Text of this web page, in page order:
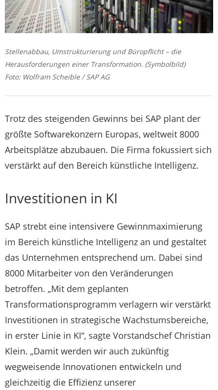
Stellenabbau, Umstrukturierung und Büropflicht – die
Herausforderungen einer Transformation. (Symbolbild)
Foto: Wolfram Scheible / SAP AG
Trotz des steigenden Gewinns bei SAP plant der
größte Softwarekonzern Europas, weltweit 8000
Arbeitsplätze abzubauen. Die Firma fokussiert sich
verstärkt auf den Bereich künstliche Intelligenz.
Investitionen in KI
SAP strebt eine intensivere Gewinnmaximierung
im Bereich künstliche Intelligenz an und gestaltet
das Unternehmen entsprechend um. Dabei sind
8000 Mitarbeiter von den Veränderungen
betroffen. „Mit dem geplanten
Transformationsprogramm verlagern wir verstärkt
Investitionen in strategische Wachstumsbereiche,
in erster Linie in KI“, sagte Vorstandschef Christian
Klein. „Damit werden wir auch zukünftig
wegweisende Innovationen entwickeln und
gleichzeitig die Effizienz unserer